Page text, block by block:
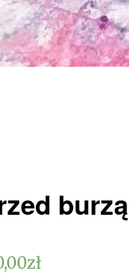
burzą
zł